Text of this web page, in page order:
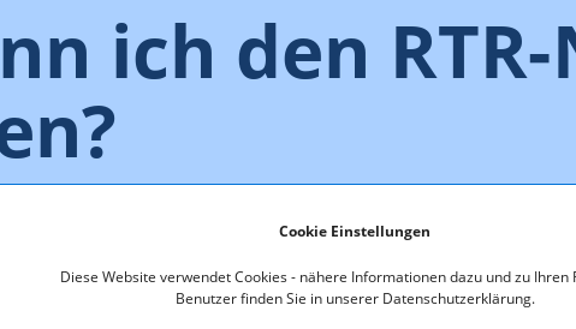
Cookie Einstellungen
Diese Website verwendet Cookies - nähere Informationen dazu und zu Ihren
Benutzer finden Sie in unserer Datenschutzerklärung.
ich den
dies auch direkt nacheinander. Für automatische
anfallen können und